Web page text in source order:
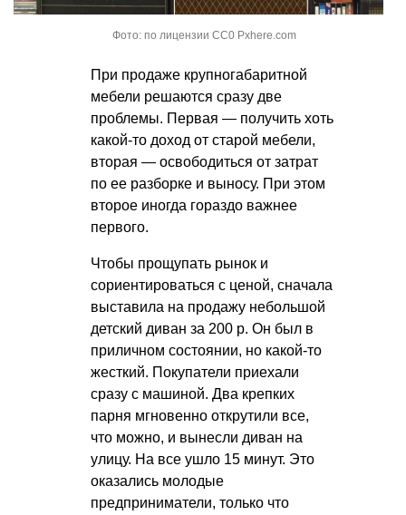
Фото: по лицензии CC0 Pxhere.com
При продаже крупногабаритной
мебели решаются сразу две
проблемы. Первая — получить хоть
какой-то доход от старой мебели,
вторая — освободиться от затрат
по ее разборке и выносу. При этом
второе иногда гораздо важнее
первого.
Чтобы прощупать рынок и
сориентироваться с ценой, сначала
выставила на продажу небольшой
детский диван за 200 р. Он был в
приличном состоянии, но какой-то
жесткий. Покупатели приехали
сразу с машиной. Два крепких
парня мгновенно открутили все,
что можно, и вынесли диван на
улицу. На все ушло 15 минут. Это
оказались молодые
предприниматели, только что